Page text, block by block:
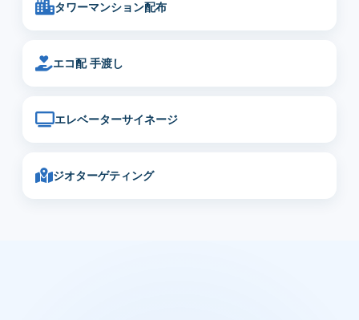
タワーマンション配布
エコ配 手渡し
エレベーターサイネージ
ジオターゲティング